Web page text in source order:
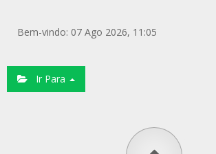
Bem-vindo: 07 Ago 2026, 11:05
Ir Para